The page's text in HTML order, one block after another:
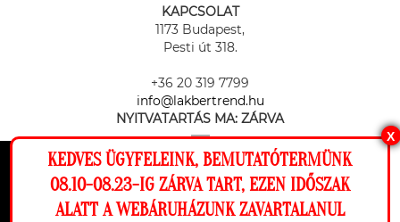
Ez a weboldal cookie-kat használ, hogy a
lehető legjobb élményt nyújtsa honlapunkon.
KAPCSOLAT
1173 Budapest,
Pesti út 318.
+36 20 319 7799
info@lakbertrend.hu
NYITVATARTÁS MA: ZÁRVA
X
KEDVES ÜGYFELEINK, BEMUTATÓTERMÜNK
08.10-08.23-IG ZÁRVA TART, EZEN IDŐSZAK
ALATT A WEBÁRUHÁZUNK ZAVARTALANUL